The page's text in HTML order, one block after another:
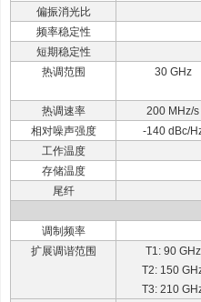
偏振消光比
频率稳定性
短期稳定性
热调范围
30 GHz
热调速率
200 MHz/s
相对噪声强度
-140 dBc/
工作温度
存储温度
尾纤
调制频率
扩展调谐范围
T1: 90 GHz
T2: 150
T3: 210